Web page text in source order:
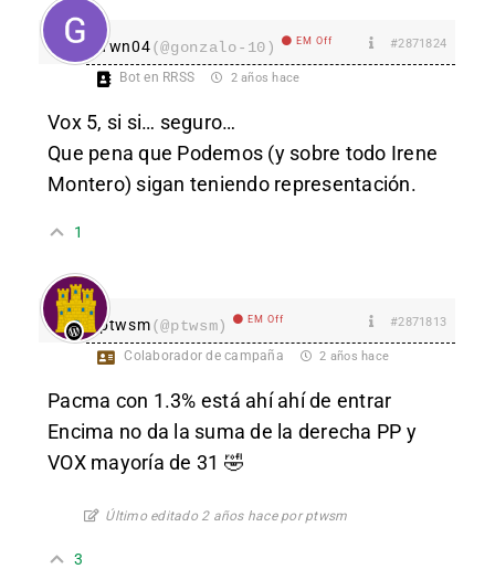
Ywn04(@gonzalo-10) EM Off #2871824
Bot en RRSS 2 años hace
Vox 5, si si… seguro…
Que pena que Podemos (y sobre todo Irene
Montero) sigan teniendo representación.
1
ptwsm(@ptwsm) EM Off #2871813
Colaborador de campaña 2 años hace
Pacma con 1.3% está ahí ahí de entrar
Encima no da la suma de la derecha PP y
VOX mayoría de 31 🤣
Último editado 2 años hace por ptwsm
3